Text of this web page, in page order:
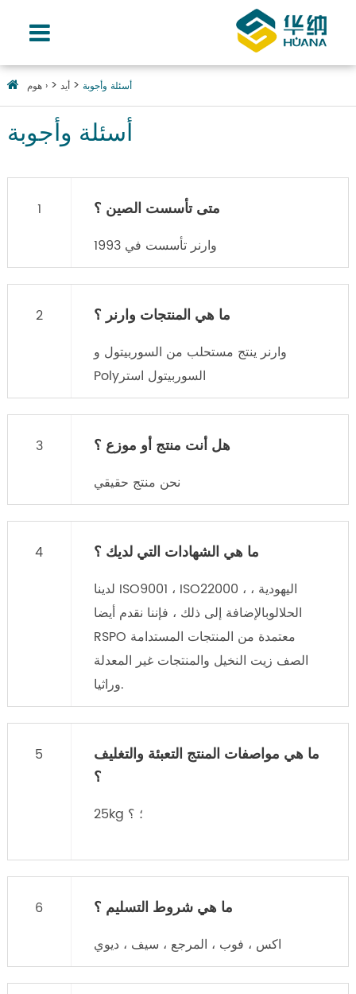
هوم › أيد أسئلة وأجوبة
أسئلة وأجوبة
1 متى تأسست الصين ؟
وارنر تأسست في 1993
2 ما هي المنتجات وارنر ؟
وارنر ينتج مستحلب من السوربيتول و
Polyالسوربيتول استر
3 هل أنت منتج أو موزع ؟
نحن منتج حقيقي
4 ما هي الشهادات التي لديك ؟
لدينا ISO9001 ، ISO22000 ، اليهودية ،
الحلالوبالإضافة إلى ذلك ، فإننا نقدم أيضا
RSPO معتمدة من المنتجات المستدامة
الصف زيت النخيل والمنتجات غير المعدلة
وراثيا.
5
ما هي مواصفات المنتج التعبئة والتغليف
؟
25kg ؛ ؟
6 ما هي شروط التسليم ؟
اكس ، فوب ، المرجع ، سيف ، ديوي